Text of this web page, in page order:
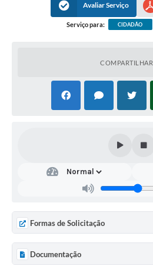
Avaliar Serviço
Serviço para: CIDADÃO
COMPARTILHAR
Formas de Solicitação
Documentação